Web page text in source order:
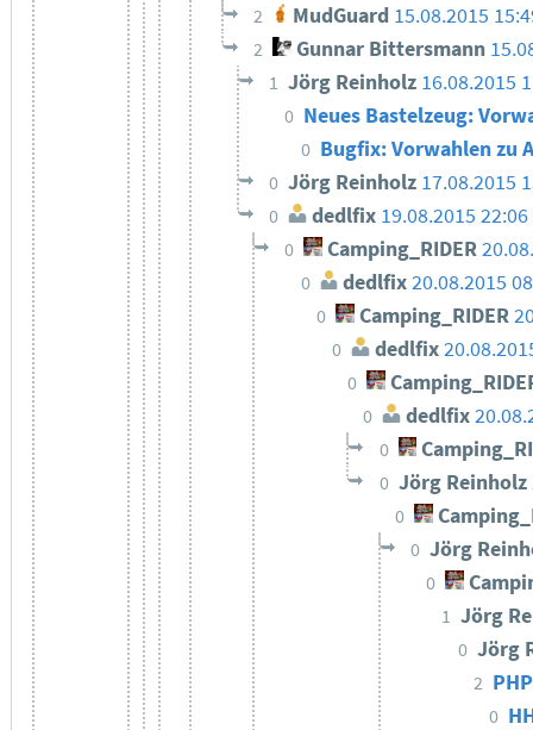
2 MudGuard 15.08.2015
2 Gunnar Bittersmann
1 Jörg Reinholz 16.08.2015
0 Neues Bastelzeug:
0 Bugfix: Vorwahlen zu
0 Jörg Reinholz 17.08.2015
0 dedlfix 19.08.2015 22:06
0 Camping_RIDER
0 dedlfix20.08.2015
0 Camping_RIDER
0 dedlfix
0
0 dedlfix
0
0 Jörg Reinholz
0
0 Jörg
0
1 Jörg
0 Jörg
2
0